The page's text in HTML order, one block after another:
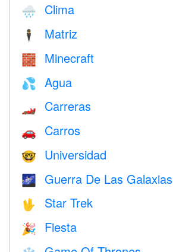
🌧 Clima
🕴️ Matriz
🧱 Minecraft
💦 Agua
🏎 Carreras
🚗 Carros
🤓 Universidad
🌌 Guerra De Las Galaxias
🖖 Star Trek
🎉 Fiesta